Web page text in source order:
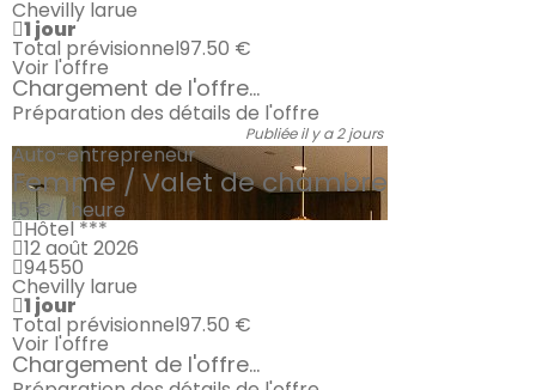
Chevilly larue
1 jour
Total prévisionnel97.50 €
Voir l'offre
Chargement de l'offre...
Préparation des détails de l'offre
Publiée il y a 2 jours
Auto-entrepreneur
Femme / Valet de chambre
15 € / heure
Hôtel ***
12 août 2026
94550
Chevilly larue
1 jour
Total prévisionnel97.50 €
Voir l'offre
Chargement de l'offre...